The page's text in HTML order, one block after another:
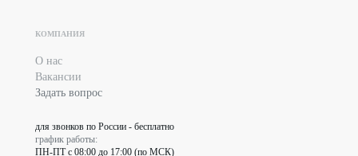
50 %
КОМПАНИЯ
О нас
Вакансии
Задать вопрос
для звонков по России - бесплатно
график работы:
ПН-ПТ с 08:00 до 17:00 (по МСК)